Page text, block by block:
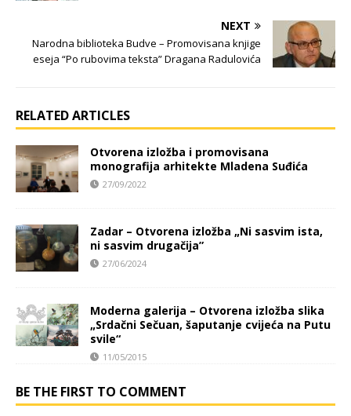
NEXT
Narodna biblioteka Budve – Promovisana knjige
eseja “Po rubovima teksta” Dragana Radulovića
RELATED ARTICLES
Otvorena izložba i promovisana
monografija arhitekte Mladena Suđića
27/09/2022
Zadar – Otvorena izložba „Ni sasvim ista,
ni sasvim drugačija”
27/06/2024
Moderna galerija – Otvorena izložba slika
„Srdačni Sečuan, šaputanje cvijeća na Putu
svile“
11/05/2015
BE THE FIRST TO COMMENT